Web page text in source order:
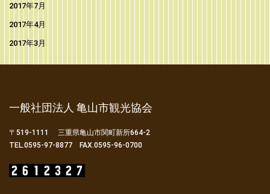
2017年7月
2017年4月
2017年3月
一般社団法人 亀山市観光協会
〒519-1111 三重県亀山市関町新所664-2
TEL.0595-97-8877 FAX.0595-96-0700